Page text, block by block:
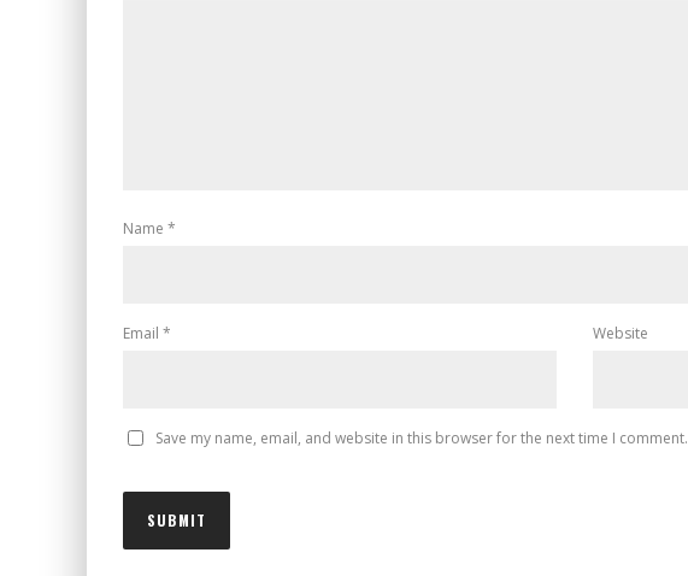
Name *
Email * Website
Save my name, email, and website in this browser for the next time I comment.